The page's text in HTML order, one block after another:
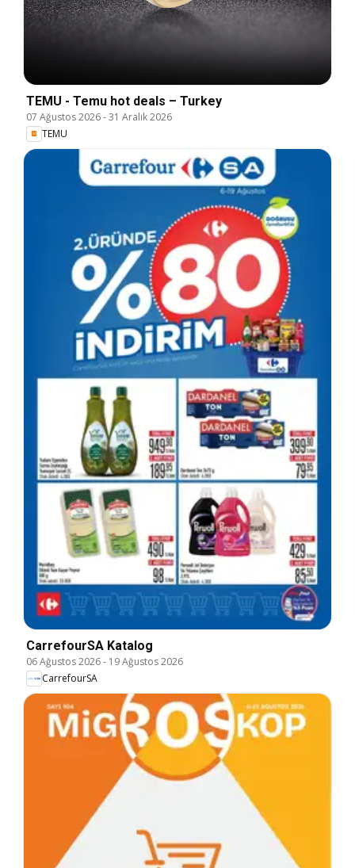
TEMU - Temu hot deals – Turkey
07 Ağustos 2026-31 Aralık 2026
TEMU
CarrefourSA Katalog
06 Ağustos 2026- 19 Ağustos 2026
CarrefourSA